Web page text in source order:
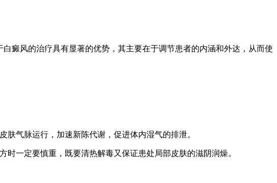
癜风的治疗具有显著的优势，其主要在于调节患者的内涵和外达，从而使
气脉运行，加速新陈代谢，促进体内湿气的排泄。
一定要慎重，既要清热解毒又保证患处局部皮肤的滋阴润燥。